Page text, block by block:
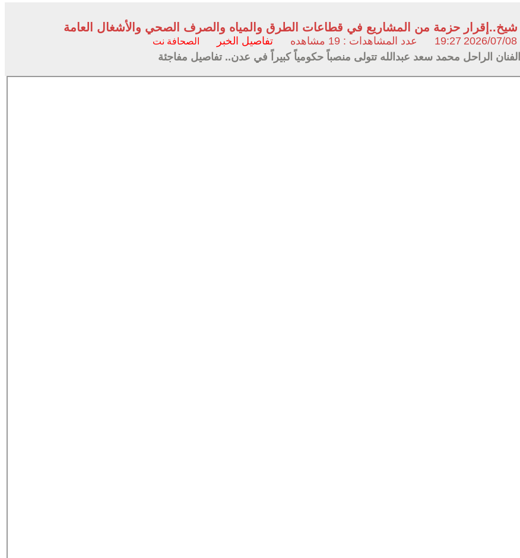
حزمة من المشاريع في قطاعات الطرق والمياه والصرف الصحي والأشغال العامة
2026/07/08
19:27 عدد المشاهدات : 19 مشاهده تفاصيل الخبر الصحافة نت
الفنان الراحل محمد سعد عبدالله تتولى منصباً حكومياً كبيراً في عدن.. تفاصيل مفاجئة